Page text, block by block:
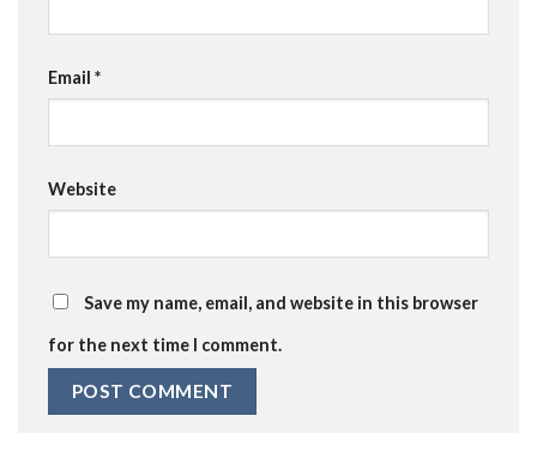
Email *
Website
Save my name, email, and website in this browser
for the next time I comment.